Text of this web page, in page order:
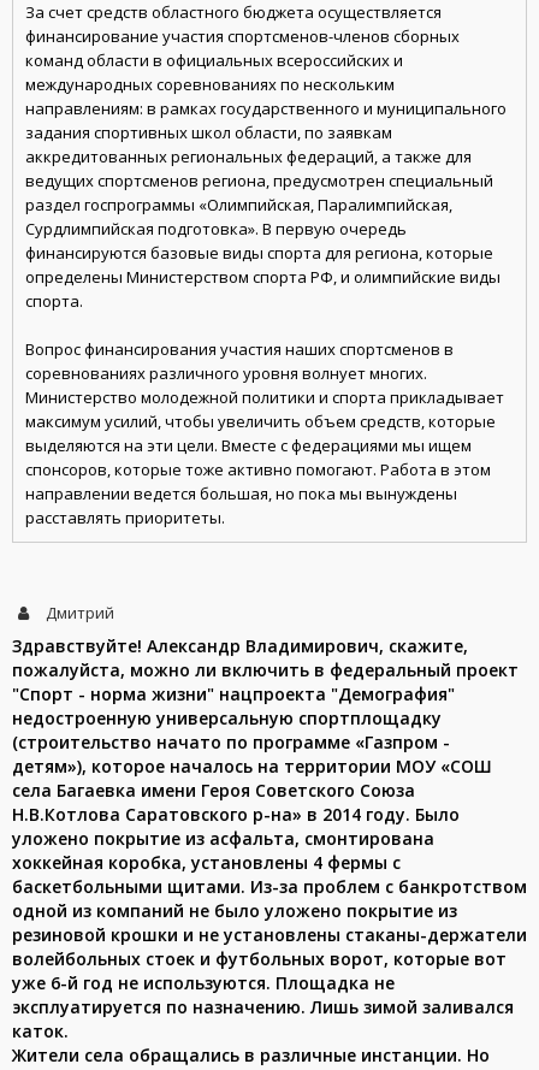
За счет средств областного бюджета осуществляется
финансирование участия спортсменов-членов сборных
команд области в официальных всероссийских и
международных соревнованиях по нескольким
направлениям: в рамках государственного и муниципального
задания спортивных школ области, по заявкам
аккредитованных региональных федераций, а также для
ведущих спортсменов региона, предусмотрен специальный
раздел госпрограммы «Олимпийская, Паралимпийская,
Сурдлимпийская подготовка». В первую очередь
финансируются базовые виды спорта для региона, которые
определены Министерством спорта РФ, и олимпийские виды
спорта.
Вопрос финансирования участия наших спортсменов в
соревнованиях различного уровня волнует многих.
Министерство молодежной политики и спорта прикладывает
максимум усилий, чтобы увеличить объем средств, которые
выделяются на эти цели. Вместе с федерациями мы ищем
спонсоров, которые тоже активно помогают. Работа в этом
направлении ведется большая, но пока мы вынуждены
расставлять приоритеты.
Дмитрий
Здравствуйте! Александр Владимирович, скажите,
пожалуйста, можно ли включить в федеральный проект
"Спорт - норма жизни" нацпроекта "Демография"
недостроенную универсальную спортплощадку
(строительство начато по программе «Газпром -
детям»), которое началось на территории МОУ «СОШ
села Багаевка имени Героя Советского Союза
Н.В.Котлова Саратовского р-на» в 2014 году. Было
уложено покрытие из асфальта, смонтирована
хоккейная коробка, установлены 4 фермы с
баскетбольными щитами. Из-за проблем с банкротством
одной из компаний не было уложено покрытие из
резиновой крошки и не установлены стаканы-держатели
волейбольных стоек и футбольных ворот, которые вот
уже 6-й год не используются. Площадка не
эксплуатируется по назначению. Лишь зимой заливался
каток.
Жители села обращались в различные инстанции. Но